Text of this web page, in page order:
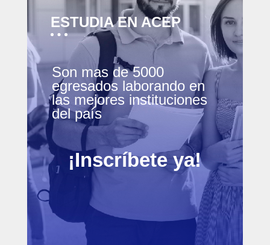
ESTUDIA EN ACEP
Son mas de 5000
egresados laborando en
las mejores instituciones
del país
¡Inscríbete ya!